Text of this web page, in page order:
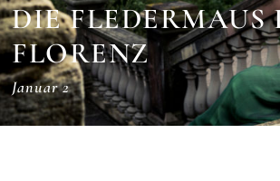
DIE FLEDERMAUS
FLORENZ
Januar 2